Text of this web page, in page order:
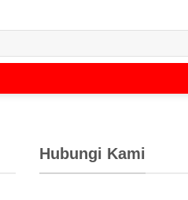
Hubungi Kami